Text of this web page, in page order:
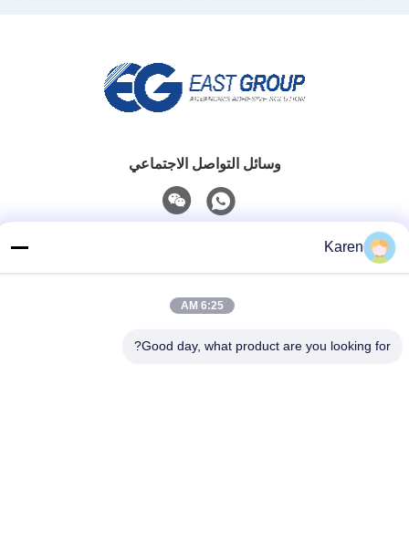
وسائل التواصل الاجتماعي
تيل
+86-18912490312
بريد إلكتروني
Karen
6:25 AM
Good day, what product are you looking for?